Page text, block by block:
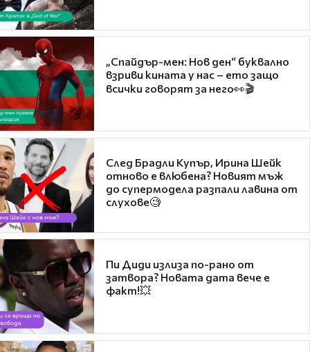
„Спайдър-мен: Нов ден“ буквално
взриви кината у нас – ето защо
всички говорят за него👀🎬
След Брадли Купър, Ирина Шейк
отново е влюбена? Новият мъж
до супермодела разпали лавина от
слухове🧐
Пи Диди излиза по-рано от
затвора? Новата дата вече е
факт!💥